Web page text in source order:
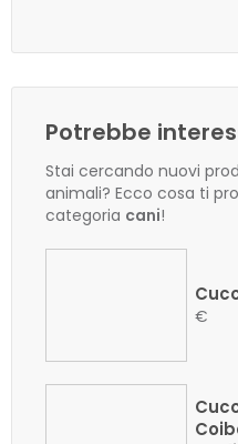
Potrebbe
Stai cercando nuovi
animali? Ecco cosa ti
categoria cani!
€